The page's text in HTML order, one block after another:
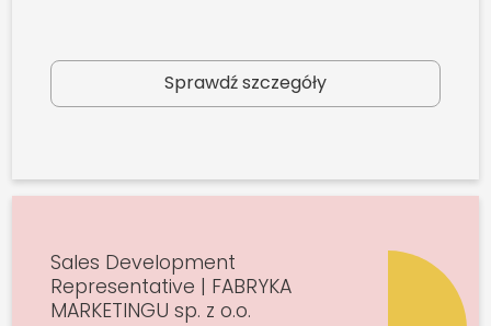
Sprawdź szczegóły
Sales Development
Representative | FABRYKA
MARKETINGU sp. z o.o.